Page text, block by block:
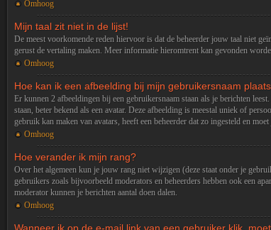
Omhoog
Mijn taal zit niet in de lijst!
De meest voorkomende reden hiervoor is dat de beheerder jouw taal niet
gerust de vertaling maken. Meer informatie hieromtrent kan gevonden
Omhoog
Hoe kan ik een afbeelding bij mijn gebruikersnaam
Er kunnen 2 afbeeldingen bij een gebruikersnaam staan als je berichten
staan, beter bekend als een avatar. Deze afbeelding is meestal uniek of
gebruik kan maken van avatars, heeft een beheerder dat zo ingesteld en
Omhoog
Hoe verander ik mijn rang?
Over het algemeen kun je jouw rang niet wijzigen (deze staat onder je
gebruikers zoals bijvoorbeeld moderators en beheerders hebben ook een
moderator kunnen je berichten aantal doen dalen.
Omhoog